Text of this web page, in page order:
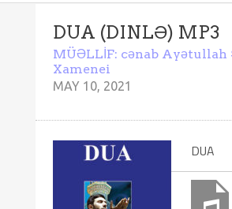
DUA (DINLƏ) MP3
MÜƏLLİF: cənab Ayətullah
Xamenei
MAY 10, 2021
DUA